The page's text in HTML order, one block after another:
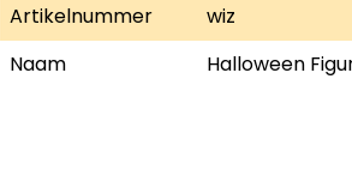
Artikelnummer
wiz
Naam
Halloween